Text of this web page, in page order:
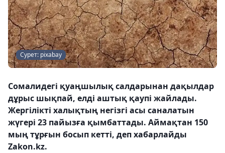
Сурет: pixabay
Сомалидегі қуаңшылық салдарынан дақылдар
дұрыс шықпай, елді аштық қаупі жайлады.
Жергілікті халықтың негізгі асы саналатын
жүгері 23 пайызға қымбаттады. Аймақтан 150
мың тұрғын босып кетті, деп хабарлайды
Zakon.kz.